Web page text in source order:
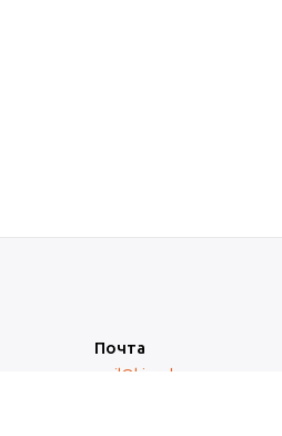
Почта
mail@kiper.by